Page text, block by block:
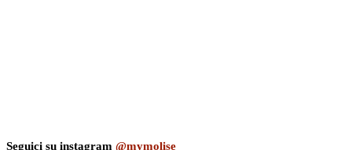
Seguici su instagram @mymolise